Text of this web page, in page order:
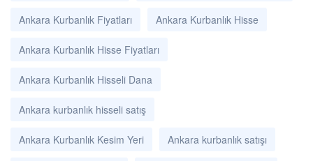
Ankara Kurbanlık Fiyatları Ankara Kurbanlık Hisse
Ankara Kurbanlık Hisse Fiyatları
Ankara Kurbanlık Hisseli Dana
Ankara kurbanlık hisseli satış
Ankara Kurbanlık Kesim Yeri Ankara kurbanlık satışı